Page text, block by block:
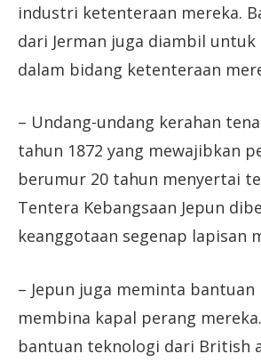
industri ketenteraan mereka.
dari Jerman juga diambil
dalam bidang ketenteraan
– Undang-undang kerahan
tahun 1872 yang mewajibkan
berumur 20 tahun menyertai
Tentera Kebangsaan Jepun
keanggotaan segenap lapisan
– Jepun juga meminta
membina kapal perang
bantuan teknologi dari British